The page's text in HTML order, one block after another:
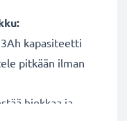
kapasiteetti
pitkään ilman
hiekkaa ja